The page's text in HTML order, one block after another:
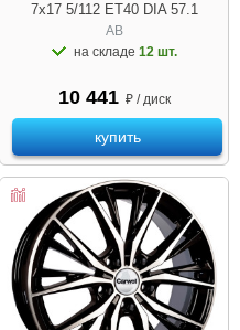
7x17 5/112 ET40 DIA 57.1
AB
на складе 12 шт.
10 441 ₽ / диск
купить